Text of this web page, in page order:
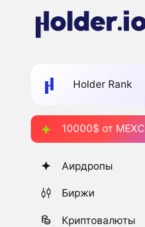
Holder Rank
10000$ от MEXC
Аирдропы
Биржи
Криптовалюты